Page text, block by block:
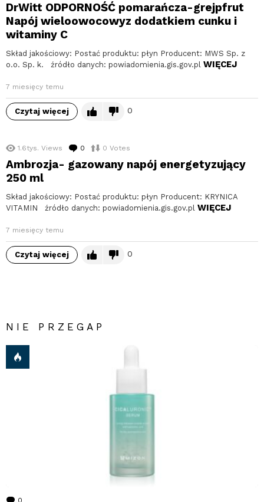
DrWitt ODPORNOŚĆ pomarańcza-grejpfrut
Napój wieloowocowyz dodatkiem cunku i
witaminy C
Skład jakościowy: Postać produktu: płyn Producent: MWS Sp. z
o.o. Sp. k. źródło danych: powiadomienia.gis.gov.pl WIĘCEJ
7 miesięcy temu
Czytaj więcej 0
1.6tys. Views 0 komentarzy
0 Votes
Ambrozja- gazowany napój energetyzujący
250 ml
Skład jakościowy: Postać produktu: płyn Producent: KRYNICA
VITAMIN źródło danych: powiadomienia.gis.gov.pl WIĘCEJ
7 miesięcy temu
Czytaj więcej 0
NIE PRZEGAP